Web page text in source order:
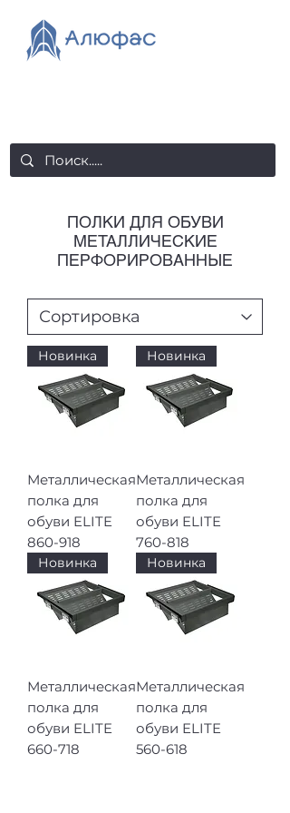
ПОЛКИ ДЛЯ ОБУВИ
МЕТАЛЛИЧЕСКИЕ
ПЕРФОРИРОВАННЫЕ
Новинка
Металлическая
полка для
обуви ELITE
860-918
Новинка
Металлическая
полка для
обуви ELITE
760-818
Новинка
Металлическая
полка для
обуви ELITE
660-718
Новинка
Металлическая
полка для
обуви ELITE
560-618